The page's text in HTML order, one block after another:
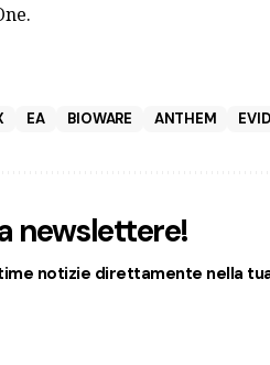
EA BIOWARE ANTHEM
newslettere!
notizie direttamente nella